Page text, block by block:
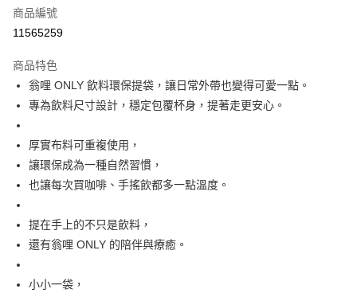
信用卡分期付款
合作金庫商業銀行
華南商業銀行
彰化商業銀行
上海商業儲蓄銀行
台北富邦商業銀行
臺灣中小企業銀行
匯豐（台灣）商業銀行
聯邦商業銀行
元大商業銀行
永豐商業銀行
台新國際商業銀行
台灣樂天信用卡公司
超商取貨付款
LINE Pay
Apple Pay
街口支付
Google Pay
AFTEE先享後付
商品編號
11565259
商品特色
翁哩 ONLY 飲料環保提袋，讓日常外帶也變得可愛一點。
專為飲料尺寸設計，穩定包覆杯身，提著走更安心。
厚實布料可重複使用，
讓環保成為一種自然習慣，
也讓每次買咖啡、手搖飲都多一點溫度。
提在手上的不只是飲料，
還有翁哩 ONLY 的陪伴與療癒。
小小一袋，